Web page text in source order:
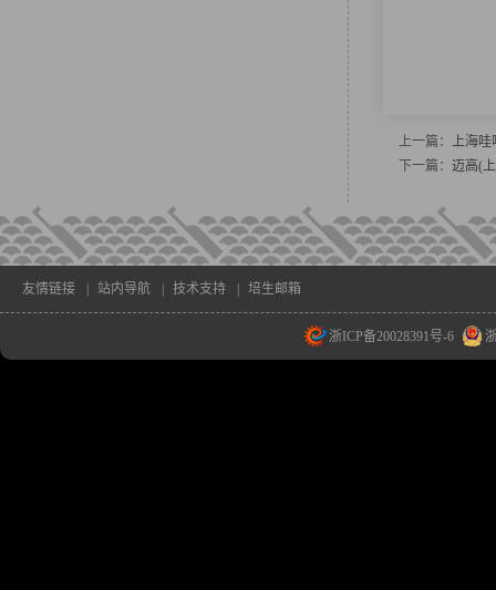
上一篇： 上海哇
下一篇： 迈高(
友情链接 站内导航 技术支持 培生邮箱
浙ICP备20028391号-6